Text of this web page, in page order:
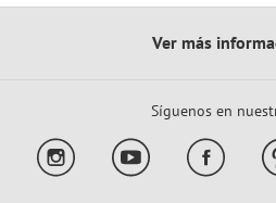
Síguenos en